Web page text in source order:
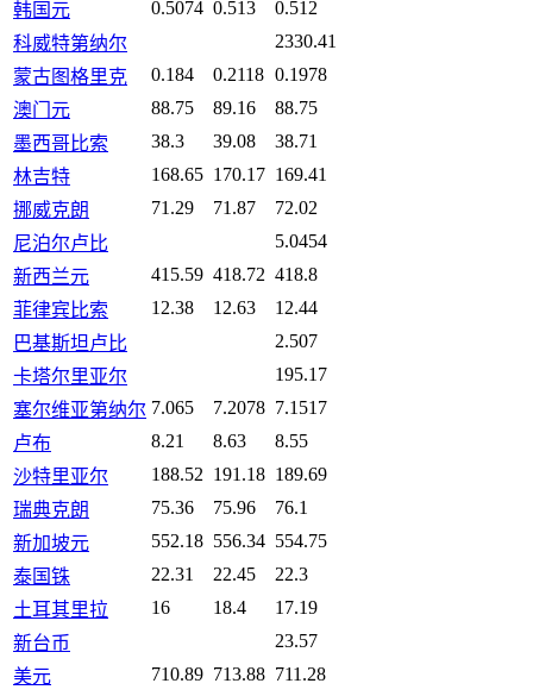
韩国元 0.5074 0.513
0.512
科威特第纳尔
2330.41
蒙古图格里克
0.184 0.2118 0.1978
澳门元
88.75 89.16
88.75
墨西哥比索
38.3 39.08
38.71
林吉特
168.65 170.17 169.41
挪威克朗
71.29 71.87
72.02
尼泊尔卢比
5.0454
新西兰元
415.59 418.72 418.8
菲律宾比索
12.38 12.63
12.44
巴基斯坦卢比
2.507
卡塔尔里亚尔
195.17
塞尔维亚第纳尔 7.065 7.2078 7.1517
卢布
8.21 8.63
8.55
沙特里亚尔
188.52 191.18 189.69
瑞典克朗
75.36 75.96
76.1
新加坡元
552.18 556.34 554.75
泰国铢
22.31 22.45
22.3
土耳其里拉
16 18.4
17.19
新台币
23.57
美元
710.89 713.88 711.28